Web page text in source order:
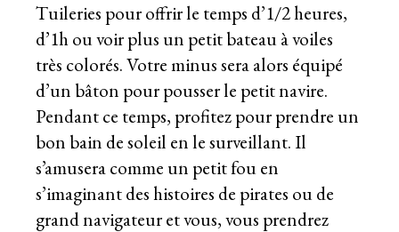
Tuileries pour offrir le temps d’1/2 heures,
d’1h ou voir plus un petit bateau à voiles
très colorés. Votre minus sera alors équipé
d’un bâton pour pousser le petit navire.
Pendant ce temps, profitez pour prendre un
bon bain de soleil en le surveillant. Il
s’amusera comme un petit fou en
s’imaginant des histoires de pirates ou de
grand navigateur et vous, vous prendrez